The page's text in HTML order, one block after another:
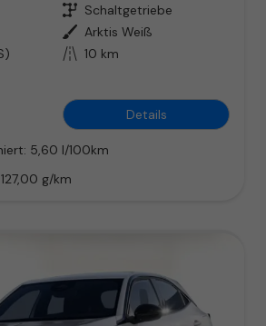
Getriebe Schaltgetriebe
Außenfarbe Arktis Weiß
Kilometerstand 10 km
Details
5,60 l/100km
127,00 g/km